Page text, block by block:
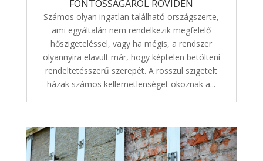
FONTOSSÁGÁRÓL RÖVIDEN
Számos olyan ingatlan található országszerte,
ami egyáltalán nem rendelkezik megfelelő
hőszigeteléssel, vagy ha mégis, a rendszer
olyannyira elavult már, hogy képtelen betölteni
rendeltetésszerű szerepét. A rosszul szigetelt
házak számos kellemetlenséget okoznak a...